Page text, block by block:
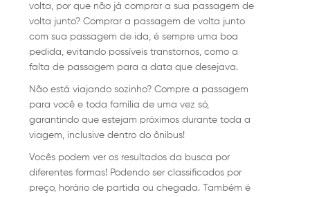
volta, por que não já comprar a sua passagem de
volta junto? Comprar a passagem de volta junto
com sua passagem de ida, é sempre uma boa
pedida, evitando possíveis transtornos, como a
falta de passagem para a data que desejava.
Não está viajando sozinho? Compre a passagem
para você e toda família de uma vez só,
garantindo que estejam próximos durante toda a
viagem, inclusive dentro do ônibus!
Vocês podem ver os resultados da busca por
diferentes formas! Podendo ser classificados por
preço, horário de partida ou chegada. Também é